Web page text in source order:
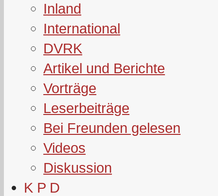
Inland
International
DVRK
Artikel und Berichte
Vorträge
Leserbeiträge
Bei Freunden gelesen
Videos
Diskussion
K P D